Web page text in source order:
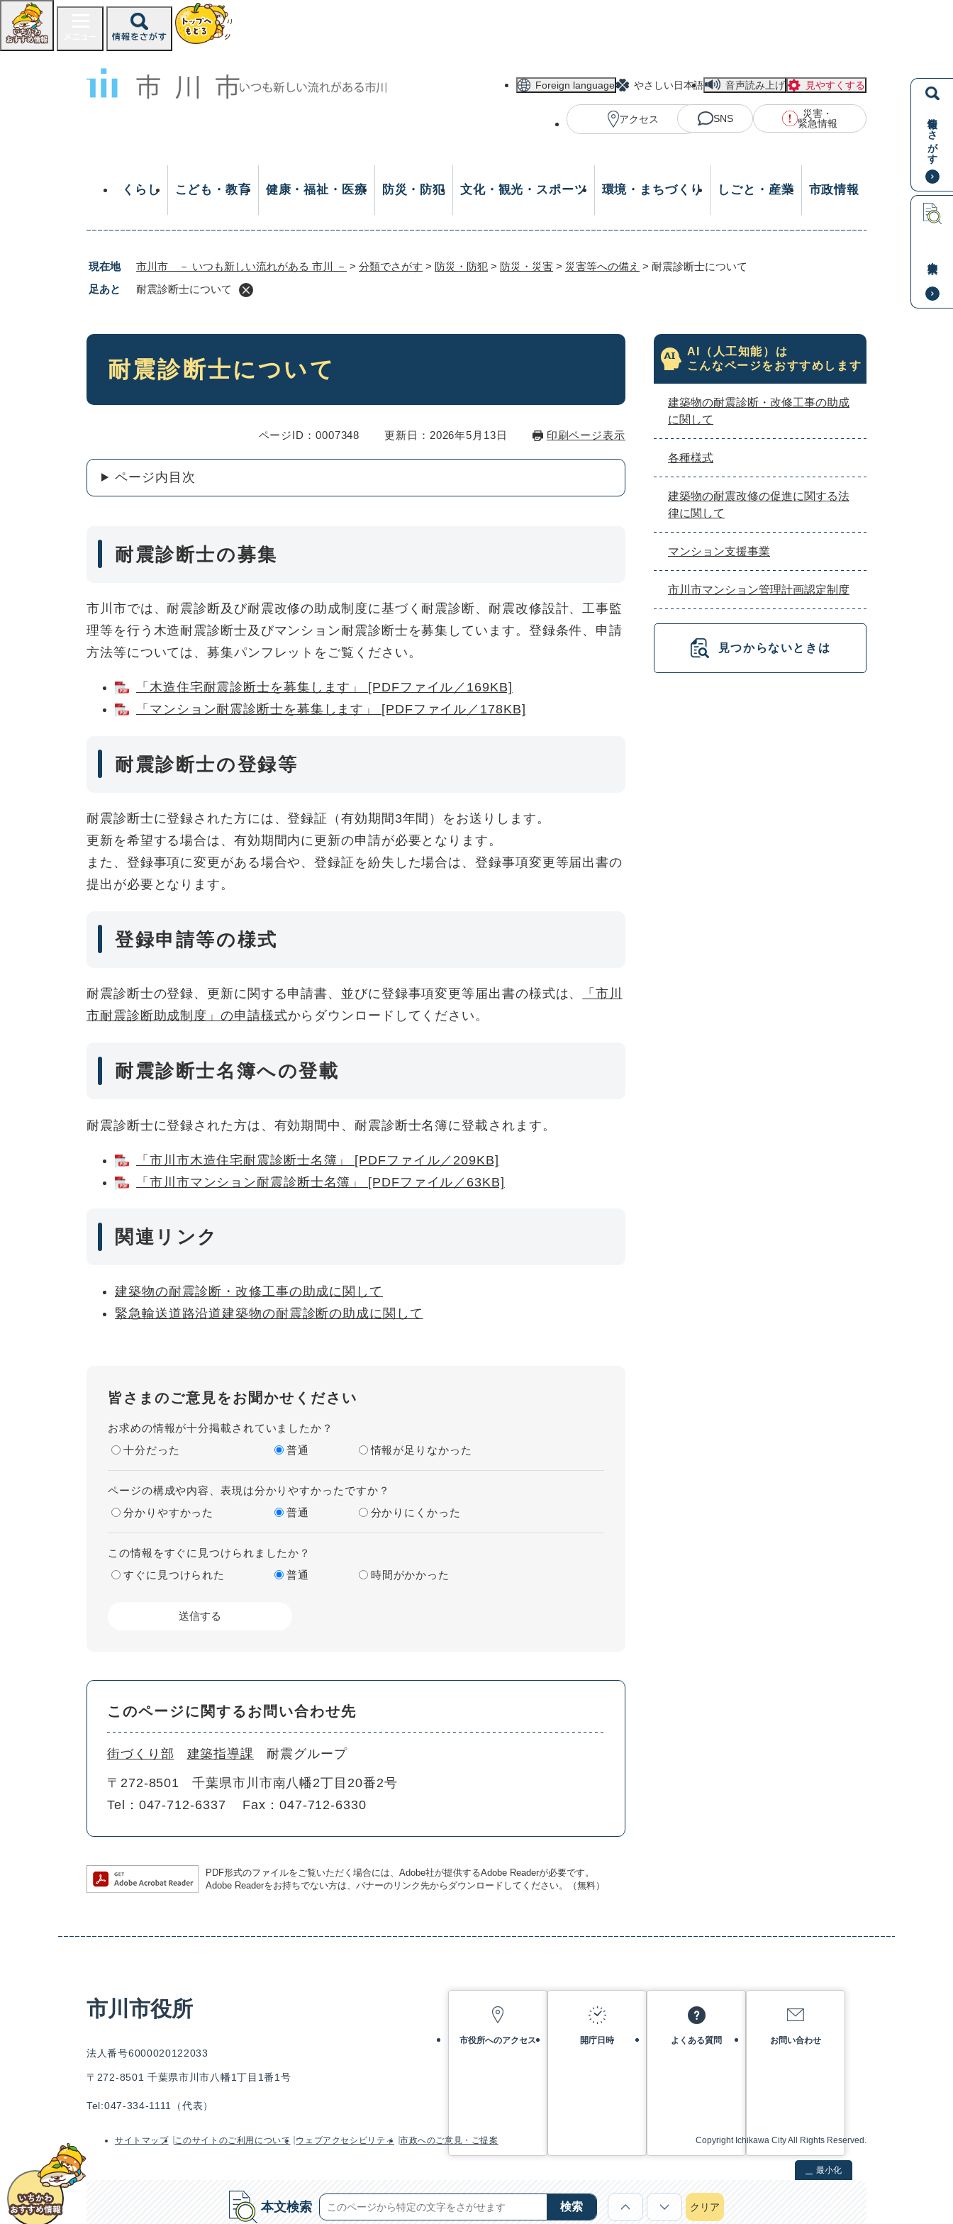
ジ
情報をさがす
Foreign language やさしい日本語 音声読み上げ 見やすくする
アクセス SNS
災害・
緊急情報
くらし こども・教育 健康・福祉・医療 防災・防犯 文化・観光・スポーツ 環境・まちづくり しごと・産業 市政情報
現在地 市川市 － いつも新しい流れがある 市川 － > 分類でさがす > 防災・防犯 > 防災・災害 > 災害等への備え > 耐震診断士について
足あと
耐震診断士について
本
耐震診断士について
ページID：0007348 更新日：2026年5月13日 印刷ページ表示
ページ内目次
耐震診断士の募集
市川市では、耐震診断及び耐震改修の助成制度に基づく耐震診断、耐震改修設計、工事監
理等を行う木造耐震診断士及びマンション耐震診断士を募集しています。登録条件、申請
方法等については、募集パンフレットをご覧ください。
「木造住宅耐震診断士を募集します」 [PDFファイル／169KB]
「マンション耐震診断士を募集します」 [PDFファイル／178KB]
耐震診断士の登録等
耐震診断士に登録された方には、登録証（有効期間3年間）をお送りします。
更新を希望する場合は、有効期間内に更新の申請が必要となります。
また、登録事項に変更がある場合や、登録証を紛失した場合は、登録事項変更等届出書の
提出が必要となります。
登録申請等の様式
耐震診断士の登録、更新に関する申請書、並びに登録事項変更等届出書の様式は、
「市川
市耐震診断助成制度」の申請様式からダウンロードしてください。
耐震診断士名簿への登載
耐震診断士に登録された方は、有効期間中、耐震診断士名簿に登載されます。
「市川市木造住宅耐震診断士名簿」 [PDFファイル／209KB]
「市川市マンション耐震診断士名簿」 [PDFファイル／63KB]
関連リンク
建築物の耐震診断・改修工事の助成に関して
緊急輸送道路沿道建築物の耐震診断の助成に関して
皆さまのご意見をお聞かせください
お求めの情報が十分掲載されていましたか？
十分だった
普通 情報が足りなかった
ページの構成や内容、表現は分かりやすかったですか？
分かりやすかった
普通 分かりにくかった
この情報をすぐに見つけられましたか？
すぐに見つけられた
普通 時間がかかった
このページに関するお問い合わせ先
街づくり部 建築指導課 耐震グループ
〒272-8501
千葉県市川市南八幡2丁目20番2号
Tel：047-712-6337
Fax：047-712-6330
PDF形式のファイルをご覧いただく場合には、Adobe社が提供するAdobe Readerが必要です。
Adobe Readerをお持ちでない方は、バナーのリンク先からダウンロードしてください。（無料）
AI（人工知能）は
こんなページをおすすめします
建築物の耐震診断・改修工事の助成
に関して
各種様式
建築物の耐震改修の促進に関する法
律に関して
マンション支援事業
市川市マンション管理計画認定制度
見つからないときは
市川市役所
法人番号6000020122033
〒272-8501 千葉県市川市八幡1丁目1番1号
Tel:047-334-1111（代表）
市役所へのアクセス 開庁日時 よくある質問 お問い合わせ
サイトマップ このサイトのご利用について ウェブアクセシビリティ 市政へのご意見・ご提案 Copyright Ichikawa City All Rights Reserved.
最小化
本文検索 検索 クリア